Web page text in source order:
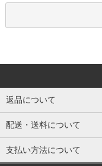
返品について
配送・送料について
支払い方法について